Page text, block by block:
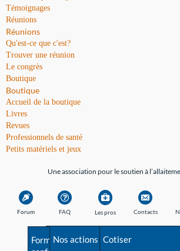
Témoignages
Réunions
Réunions
Qu'est-ce que c'est?
Trouver une réunion
Le congrès
Boutique
Boutique
Accueil de la boutique
Livres
Revues
Professionnels de santé
Petits matériels et jeux
Une association pour le soutien à
Forum FAQ
Avant la naissance
Les pros
Formations et
Contacts
Besoin d'aide?
Nos actions Cotiser